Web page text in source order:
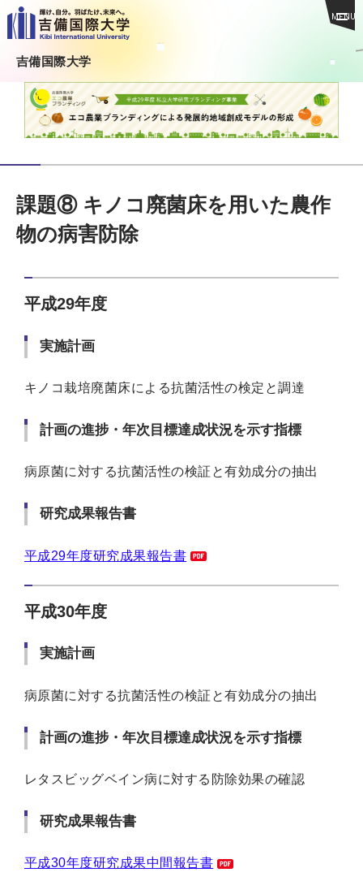
MENU
吉備国際大学
課題⑧ キノコ廃菌床を用いた農作
物の病害防除
平成29年度
実施計画
キノコ栽培廃菌床による抗菌活性の検定と調達
計画の進捗・年次目標達成状況を示す指標
病原菌に対する抗菌活性の検証と有効成分の抽出
研究成果報告書
平成29年度研究成果報告書
平成30年度
実施計画
病原菌に対する抗菌活性の検証と有効成分の抽出
計画の進捗・年次目標達成状況を示す指標
レタスビッグベイン病に対する防除効果の確認
研究成果報告書
平成30年度研究成果中間報告書